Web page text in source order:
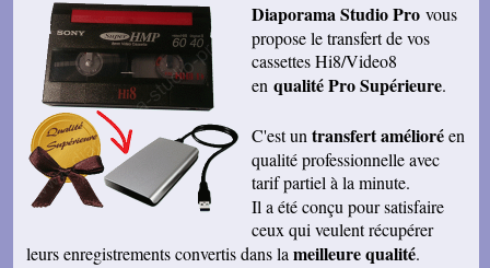
Diaporama Studio Pro vous
propose le transfert de vos
cassettes Hi8/Video8
en qualité Pro Supérieure.
C'est un transfert amélioréen
qualité professionnelle avec
tarif partiel à la minute.
Il a été conçu pour satisfaire
ceux qui veulent récupérer
leurs enregistrements convertis dans la meilleure qualité.